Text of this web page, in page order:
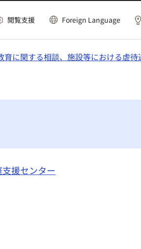
閲覧支援 Foreign Language
育に関する相談、施設等における虐待
援センター